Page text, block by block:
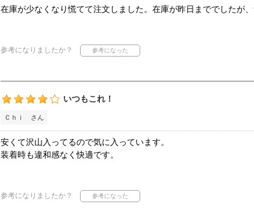
在庫が少なくなり慌てて注文しました。在庫が昨日まででしたが、
参考になりましたか？
いつもこれ！
Ｃｈｉ さん
安くて沢山入ってるので気に入っています。
装着時も違和感なく快適です。
参考になりましたか？